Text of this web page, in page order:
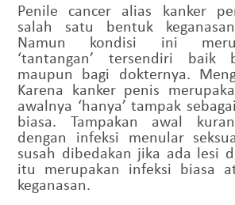
Penile cancer alias kanker
salah satu bentuk
Namun kondisi ini
‘tantangan’ tersendiri baik
maupun bagi dokternya.
Karena kanker penis
awalnya ‘hanya’ tampak
biasa. Tampakan awal
dengan infeksi menular
susah dibedakan jika ada lesi
itu merupakan infeksi biasa
keganasan.